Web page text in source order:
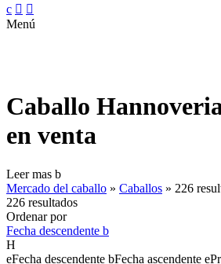
c  
Menú
Caballo
en venta
Leer mas b
Mercado del caballo » Caballos » 226
226 resultados
Ordenar por
Fecha descendente b
H
eFecha descendente bFecha ascendente e